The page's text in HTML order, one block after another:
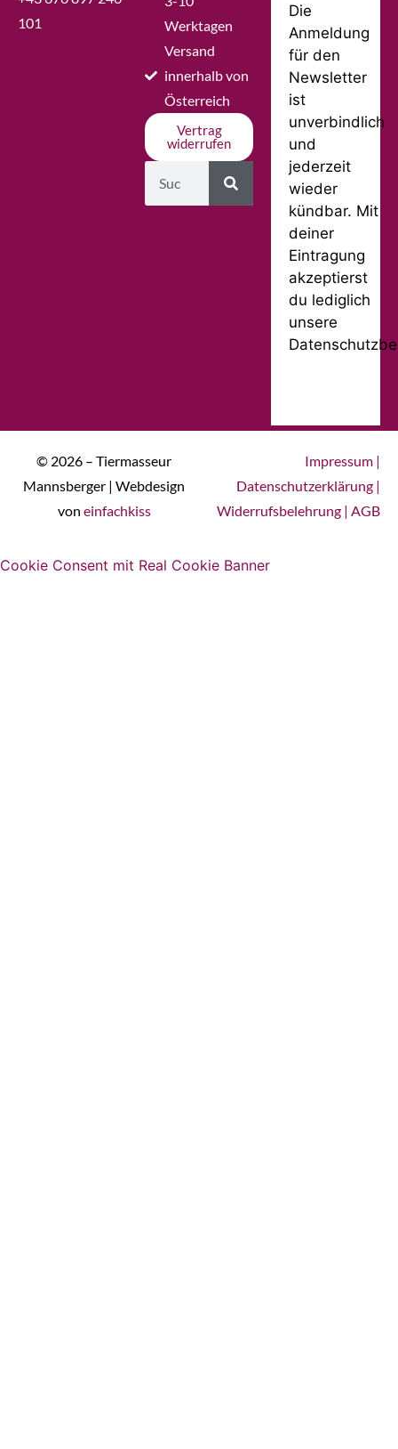
101
Werktagen
Versand
innerhalb von
Österreich
Vertrag
widerrufen
Die
Anmeldung
für den
Newsletter
ist
unverbindlich
und
jederzeit
wieder
kündbar. Mit
deiner
Eintragung
akzeptierst
du lediglich
unsere
© 2026 – Tiermasseur
Mannsberger | Webdesign
von einfachkiss
Impressum |
Datenschutzerklärung |
Widerrufsbelehrung | AGB
Cookie Consent mit Real Cookie Banner